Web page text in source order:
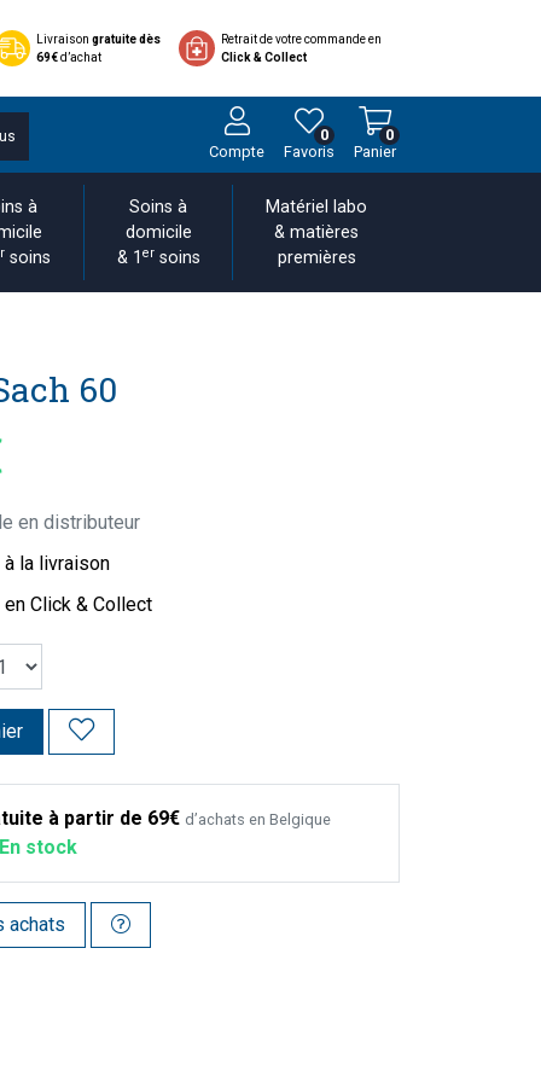
Livraisongratuite dès
69€d’achat
Retrait de votre commande en
Click & Collect
Compte Favoris
0
Panier
0
à
soins
Soins à
domicile
& 1 ersoins
Matériel labo
& matières
premières
60
en distributeur
la livraison
Click & Collect
à partir de 69€ d’achats en Belgique
En stock
achats